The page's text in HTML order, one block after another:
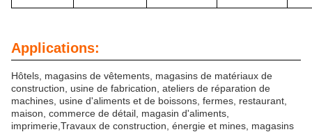
Applications:
Hôtels, magasins de vêtements, magasins de matériaux de
construction, usine de fabrication, ateliers de réparation de
machines, usine d'aliments et de boissons, fermes, restaurant,
maison, commerce de détail, magasin d'aliments,
imprimerie,Travaux de construction, énergie et mines, magasins